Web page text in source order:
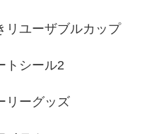
リユーザブルカップ
トシール2
リーグッズ